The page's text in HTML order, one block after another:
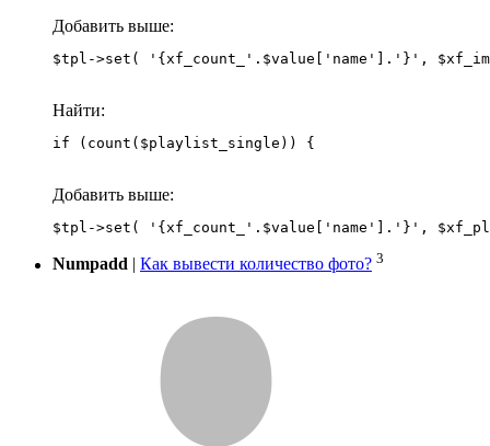
Добавить выше:
Найти:
if (count($playlist_single)) {
Добавить выше:
Numpadd Как вывести количество фото? 3